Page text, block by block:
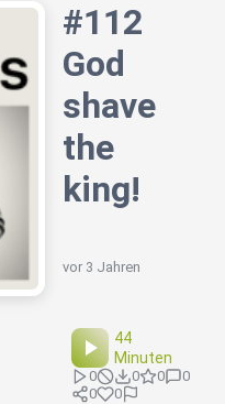
#112
God
shave
the
king!
vor 3 Jahren
44
Minuten
0 0 0
0
0
0